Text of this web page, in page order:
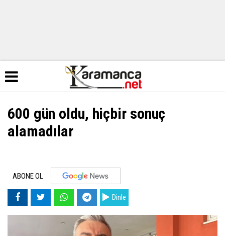
600 gün oldu, hiçbir sonuç
alamadılar
ABONE OL
Dinle